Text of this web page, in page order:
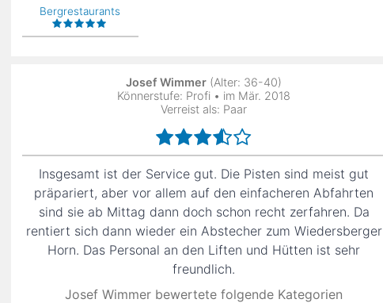
Bergrestaurants
Josef Wimmer (Alter: 36-40)
Könnerstufe: Profi • im Mär. 2018
Verreist als: Paar
Insgesamt ist der Service gut. Die Pisten sind meist gut
präpariert, aber vor allem auf den einfacheren Abfahrten
sind sie ab Mittag dann doch schon recht zerfahren. Da
rentiert sich dann wieder ein Abstecher zum Wiedersberger
Horn. Das Personal an den Liften und Hütten ist sehr
freundlich.
Josef Wimmer bewertete folgende Kategorien